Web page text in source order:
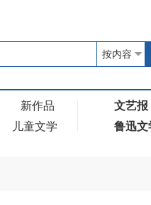
新作品
儿童文学
文艺报
鲁迅文